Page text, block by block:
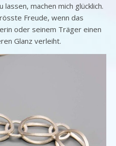
machen mich glücklich.
Freude, wenn das
oder seinem Träger einen
Glanz verleiht.